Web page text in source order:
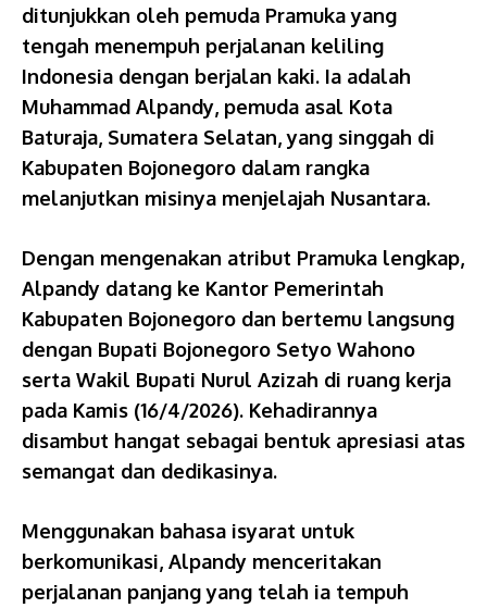
ditunjukkan oleh pemuda Pramuka yang
tengah menempuh perjalanan keliling
Indonesia dengan berjalan kaki. Ia adalah
Muhammad Alpandy, pemuda asal Kota
Baturaja, Sumatera Selatan, yang singgah di
Kabupaten Bojonegoro dalam rangka
melanjutkan misinya menjelajah Nusantara.
Dengan mengenakan atribut Pramuka lengkap,
Alpandy datang ke Kantor Pemerintah
Kabupaten Bojonegoro dan bertemu langsung
dengan Bupati Bojonegoro Setyo Wahono
serta Wakil Bupati Nurul Azizah di ruang kerja
pada Kamis (16/4/2026). Kehadirannya
disambut hangat sebagai bentuk apresiasi atas
semangat dan dedikasinya.
Menggunakan bahasa isyarat untuk
berkomunikasi, Alpandy menceritakan
perjalanan panjang yang telah ia tempuh